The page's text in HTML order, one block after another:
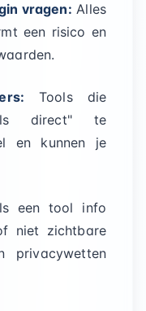
vragen: Alles
een risico en
Tools die
direct" te
en kunnen je
een tool info
niet zichtbare
privacywetten